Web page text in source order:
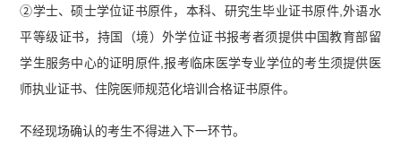
②学士、硕士学位证书原件，本科、研究生毕业证书原件,外语水
平等级证书，持国（境）外学位证书报考者须提供中国教育部留
学生服务中心的证明原件,报考临床医学专业学位的考生须提供医
师执业证书、住院医师规范化培训合格证书原件。
不经现场确认的考生不得进入下一环节。